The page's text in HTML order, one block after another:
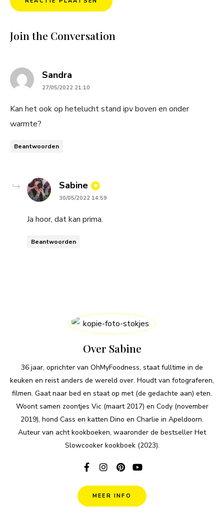
Join the Conversation
Sandra
27/05/2022 21:10
Kan het ook op hetelucht stand ipv boven en onder
warmte?
Beantwoorden
Sabine says:
30/05/2022 14:59
Ja hoor, dat kan prima.
Beantwoorden
Over Sabine
36 jaar, oprichter van OhMyFoodness, staat fulltime in de
keuken en reist anders de wereld over. Houdt van fotograferen,
filmen. Gaat naar bed en staat op met (de gedachte aan) eten.
Woont samen zoontjes Vic (maart 2017) en Cody (november
2019), hond Cass en katten Dino en Charlie in Apeldoorn.
Auteur van acht kookboeken, waaronder de bestseller Het
Slowcooker kookboek (2023).
MEER INFO